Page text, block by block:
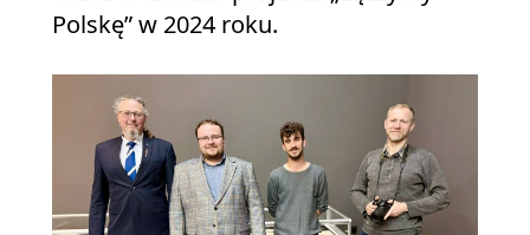
Polskę” w 2024 roku.